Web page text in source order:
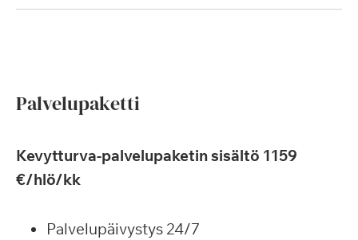
Palvelupaketti
Kevytturva-palvelupaketin sisältö 1159
€/hlö/kk
Palvelupäivystys 24/7